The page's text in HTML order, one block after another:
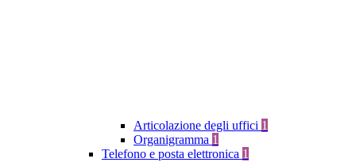
Articolazione degli uffici 1
Organigramma 1
Telefono e posta elettronica 1